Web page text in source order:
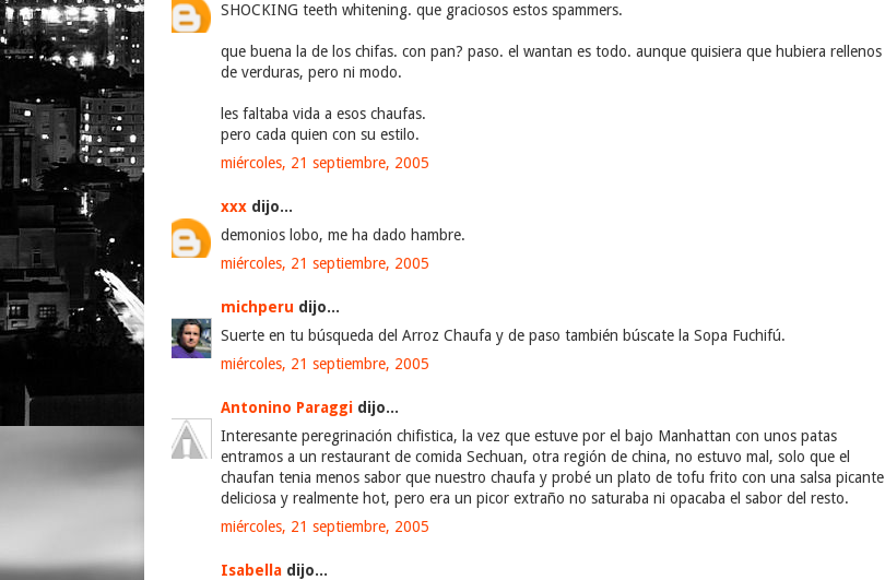
SHOCKING teeth whitening. que graciosos estos spammers.
que buena la de los chifas. con pan? paso. el wantan es todo. aunque quisiera que hubiera rellenos
de verduras, pero ni modo.
les faltaba vida a esos chaufas.
pero cada quien con su estilo.
miércoles, 21 septiembre, 2005
xxx dijo...
demonios lobo, me ha dado hambre.
miércoles, 21 septiembre, 2005
michperu dijo...
Suerte en tu búsqueda del Arroz Chaufa y de paso también búscate la Sopa Fuchifú.
miércoles, 21 septiembre, 2005
Antonino Paraggi dijo...
Interesante peregrinación chifistica, la vez que estuve por el bajo Manhattan con unos patas
entramos a un restaurant de comida Sechuan, otra región de china, no estuvo mal, solo que el
chaufan tenia menos sabor que nuestro chaufa y probé un plato de tofu frito con una salsa picante
deliciosa y realmente hot, pero era un picor extraño no saturaba ni opacaba el sabor del resto.
miércoles, 21 septiembre, 2005
Isabella dijo...